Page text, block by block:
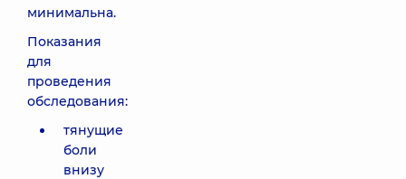
минимальна.
Показания
для
проведения
обследования:
тянущие
боли
внизу